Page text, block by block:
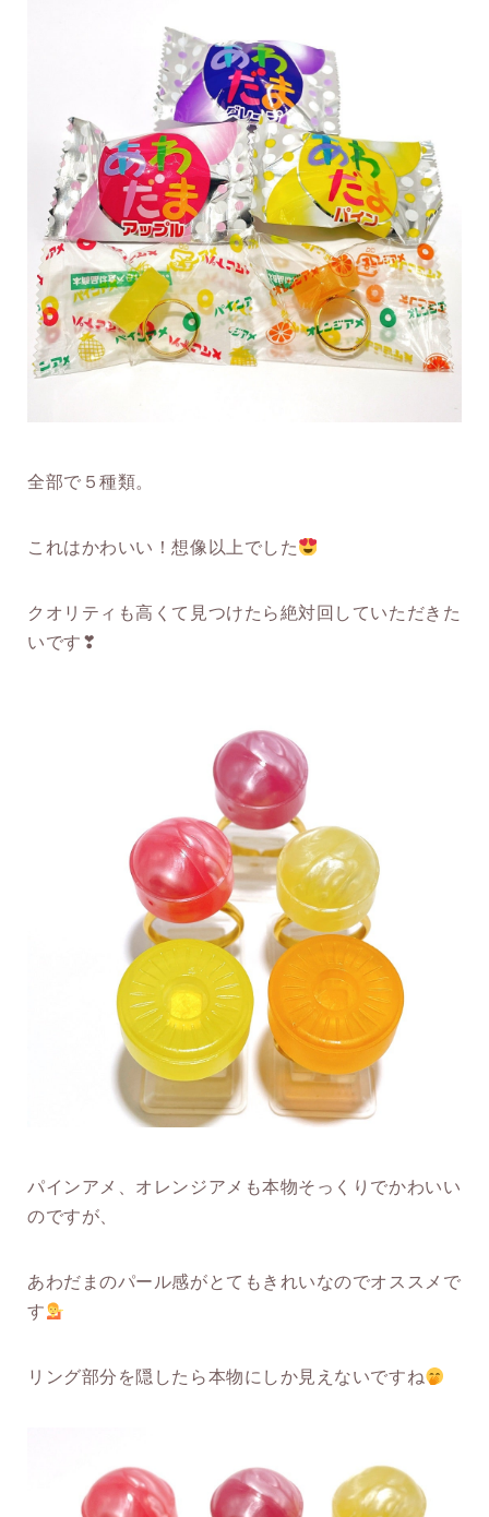
全部で５種類。
これはかわいい！想像以上でした
クオリティも高くて見つけたら絶対回していただきた
いです❣
パインアメ、オレンジアメも本物そっくりでかわいい
のですが、
あわだまのパール感がとてもきれいなのでオススメで
す
リング部分を隠したら本物にしか見えないですね